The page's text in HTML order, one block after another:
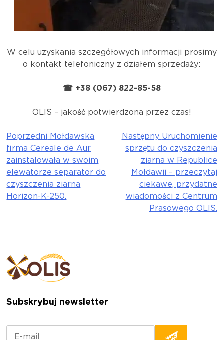
W celu uzyskania szczegółowych informacji prosimy
o kontakt telefoniczny z działem sprzedaży:
☎ +38 (067) 822-85-58
OLIS – jakość potwierdzona przez czas!
Nawigacja
wpisu
Poprzedni Mołdawska
firma Cereale de Aur
zainstalowała w swoim
elewatorze separator do
czyszczenia ziarna
Horizon-K-250.
Następny Uruchomienie
sprzętu do czyszczenia
ziarna w Republice
Mołdawii – przeczytaj
ciekawe, przydatne
wiadomości z Centrum
Prasowego OLIS.
Subskrybuj newsletter